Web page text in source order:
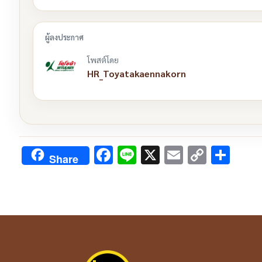
โพสต์โดย
HR_Toyatakaennakorn
Share Facebook
Line
X Email
Copy